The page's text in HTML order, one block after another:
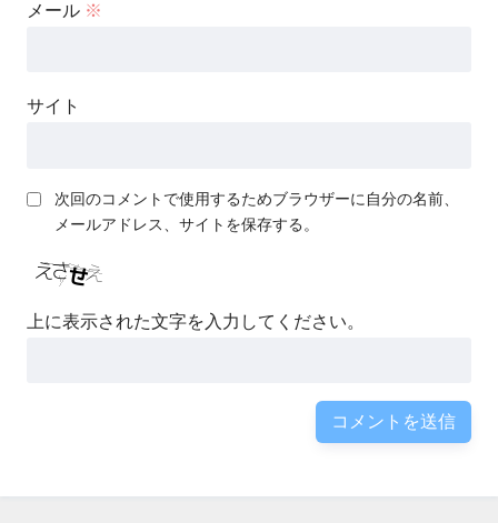
メール ※
サイト
次回のコメントで使用するためブラウザーに自分の名前、
メールアドレス、サイトを保存する。
上に表示された文字を入力してください。